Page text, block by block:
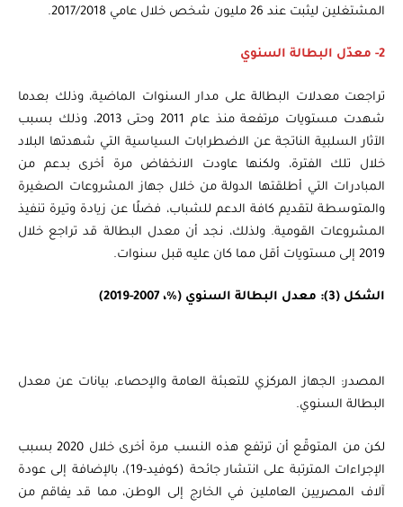
المشتغلين ليثبت عند 26 مليون شخص خلال عامي 2017/2018.
تراجعت معدلات البطالة على مدار السنوات الماضية، وذلك بعدما
شهدت مستويات مرتفعة منذ عام 2011 وحتى 2013، وذلك بسبب
الآثار السلبية الناتجة عن الاضطرابات السياسية التي شهدتها البلاد
خلال تلك الفترة، ولكنها عاودت الانخفاض مرة أخرى بدعم من
المبادرات التي أطلقتها الدولة من خلال جهاز المشروعات الصغيرة
والمتوسطة لتقديم كافة الدعم للشباب، فضلًا عن زيادة وتيرة تنفيذ
المشروعات القومية. ولذلك، نجد أن معدل البطالة قد تراجع خلال
2019 إلى مستويات أقل مما كان عليه قبل سنوات.
الشكل (3): معدل البطالة السنوي (%، 2007-2019)
المصدر: الجهاز المركزي للتعبئة العامة والإحصاء، بيانات عن معدل
البطالة السنوي.
لكن من المتوقّع أن ترتفع هذه النسب مرة أخرى خلال 2020 بسبب
الإجراءات المترتبة على انتشار جائحة (كوفيد-19)، بالإضافة إلى عودة
آلاف المصريين العاملين في الخارج إلى الوطن، مما قد يفاقم من